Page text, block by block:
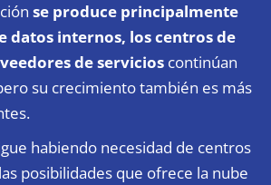
se produce principalmente
datos internos, los centros de
de servicios continúan
su crecimiento también es más
habiendo necesidad de centros
posibilidades que ofrece la nube